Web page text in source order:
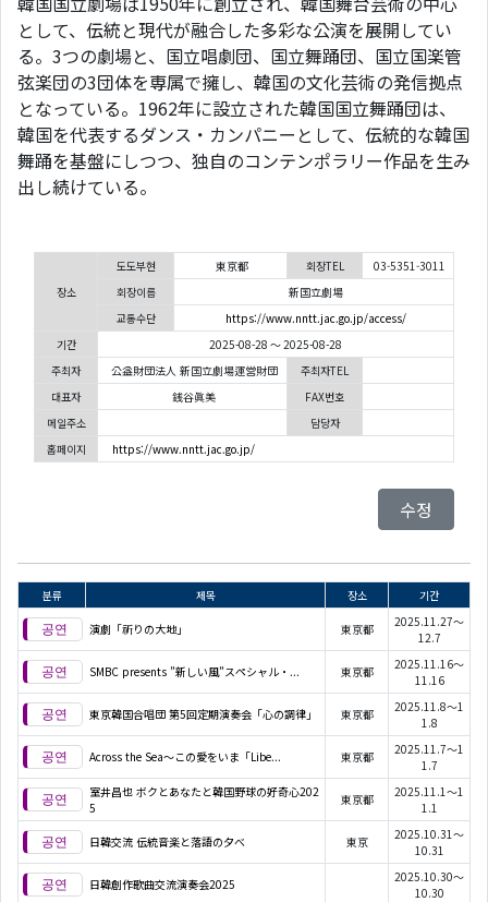
として、伝統と現代が融合した多彩な公演を展開してい
る。3つの劇場と、国立唱劇団、国立舞踊団、国立国楽管
弦楽団の3団体を専属で擁し、韓国の文化芸術の発信拠点
となっている。1962年に設立された韓国国立舞踊団は、
韓国を代表するダンス・カンパニーとして、伝統的な韓国
舞踊を基盤にしつつ、独自のコンテンポラリー作品を生み
出し続けている。
장소
도도부현 東京都 회장TEL
03-5351-3011
회장이름
新国立劇場
교통수단
https://www.nntt.jac.go.jp/access/
기간
2025-08-28 ～ 2025-08-28
주최자
公益財団法人 新国立劇場運営財団
주최자TEL
대표자
銭谷眞美
FAX번호
메일주소
담당자
홈페이지
https://www.nntt.jac.go.jp/
수정
분류 제목 장소 기간
演劇「祈りの大地」 東京都
2025.11.27～
12.7
SMBC presents ”新しい風”スペシャル・... 東京都
2025.11.16～
11.16
東京韓国合唱団 第5回定期演奏会「心の調律」 東京都
2025.11.8～1
1.8
Across the Sea～この愛をいま「Libe... 東京都
2025.11.7～1
1.7
室井昌也 ボクとあなたと韓国野球の好奇心202
5
東京都
2025.11.1～1
1.1
日韓交流 伝統音楽と落語の夕べ 東京
2025.10.31～
10.31
日韓創作歌曲交流演奏会2025
2025.10.30～
10.30